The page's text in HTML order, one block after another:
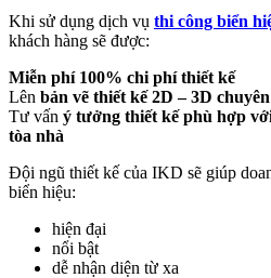
Khi sử dụng dịch vụ thi công biển
khách hàng sẽ được:
Miễn phí 100% chi phí thiết kế
Lên bản vẽ thiết kế 2D – 3D
Tư vấn ý tưởng thiết kế phù hợp
tòa nhà
Đội ngũ thiết kế của IKD sẽ giúp
biển hiệu:
hiện đại
nổi bật
dễ nhận diện từ xa